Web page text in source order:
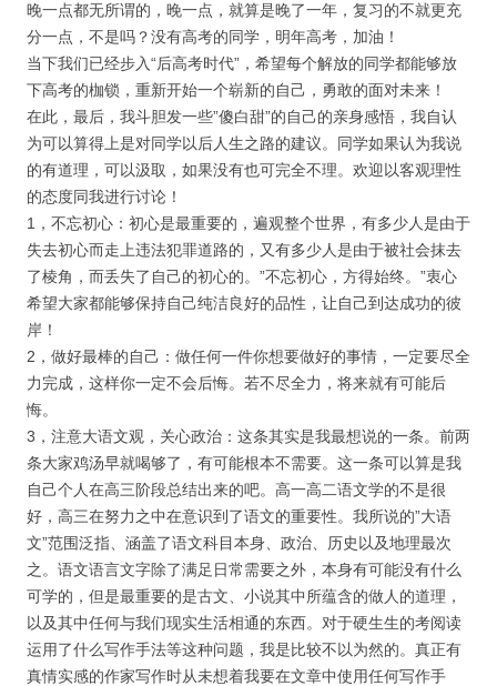
晚一点都无所谓的，晚一点，就算是晚了一年，复习的不就更充
分一点，不是吗？没有高考的同学，明年高考，加油！
当下我们已经步入“后高考时代”，希望每个解放的同学都能够放
下高考的枷锁，重新开始一个崭新的自己，勇敢的面对未来！
在此，最后，我斗胆发一些”傻白甜”的自己的亲身感悟，我自认
为可以算得上是对同学以后人生之路的建议。同学如果认为我说
的有道理，可以汲取，如果没有也可完全不理。欢迎以客观理性
的态度同我进行讨论！
1，不忘初心：初心是最重要的，遍观整个世界，有多少人是由于
失去初心而走上违法犯罪道路的，又有多少人是由于被社会抹去
了棱角，而丢失了自己的初心的。”不忘初心，方得始终。”衷心
希望大家都能够保持自己纯洁良好的品性，让自己到达成功的彼
岸！
2，做好最棒的自己：做任何一件你想要做好的事情，一定要尽全
力完成，这样你一定不会后悔。若不尽全力，将来就有可能后
悔。
3，注意大语文观，关心政治：这条其实是我最想说的一条。前两
条大家鸡汤早就喝够了，有可能根本不需要。这一条可以算是我
自己个人在高三阶段总结出来的吧。高一高二语文学的不是很
好，高三在努力之中在意识到了语文的重要性。我所说的”大语
文”范围泛指、涵盖了语文科目本身、政治、历史以及地理最次
之。语文语言文字除了满足日常需要之外，本身有可能没有什么
可学的，但是最重要的是古文、小说其中所蕴含的做人的道理，
以及其中任何与我们现实生活相通的东西。对于硬生生的考阅读
运用了什么写作手法等这种问题，我是比较不以为然的。真正有
真情实感的作家写作时从未想着我要在文章中使用任何写作手